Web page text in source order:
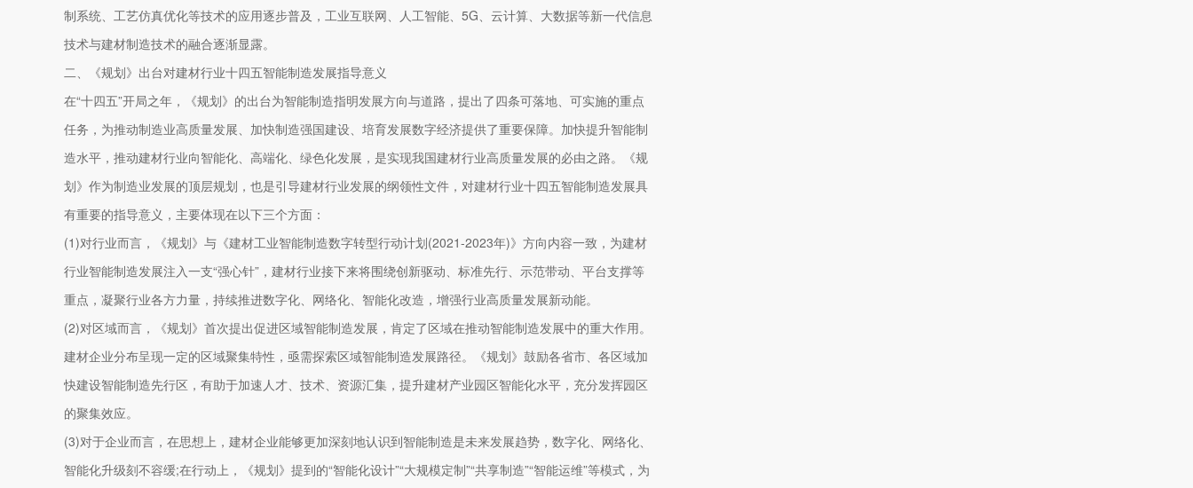
制系统、工艺仿真优化等技术的应用逐步普及，工业互联网、人工智能、5G、云计算、大数据等新一代信息
技术与建材制造技术的融合逐渐显露。
二、《规划》出台对建材行业十四五智能制造发展指导意义
在“十四五”开局之年，《规划》的出台为智能制造指明发展方向与道路，提出了四条可落地、可实施的重点
任务，为推动制造业高质量发展、加快制造强国建设、培育发展数字经济提供了重要保障。加快提升智能制
造水平，推动建材行业向智能化、高端化、绿色化发展，是实现我国建材行业高质量发展的必由之路。《规
划》作为制造业发展的顶层规划，也是引导建材行业发展的纲领性文件，对建材行业十四五智能制造发展具
有重要的指导意义，主要体现在以下三个方面：
(1)对行业而言，《规划》与《建材工业智能制造数字转型行动计划(2021-2023年)》方向内容一致，为建材
行业智能制造发展注入一支“强心针”，建材行业接下来将围绕创新驱动、标准先行、示范带动、平台支撑等
重点，凝聚行业各方力量，持续推进数字化、网络化、智能化改造，增强行业高质量发展新动能。
(2)对区域而言，《规划》首次提出促进区域智能制造发展，肯定了区域在推动智能制造发展中的重大作用。
建材企业分布呈现一定的区域聚集特性，亟需探索区域智能制造发展路径。《规划》鼓励各省市、各区域加
快建设智能制造先行区，有助于加速人才、技术、资源汇集，提升建材产业园区智能化水平，充分发挥园区
的聚集效应。
(3)对于企业而言，在思想上，建材企业能够更加深刻地认识到智能制造是未来发展趋势，数字化、网络化、
智能化升级刻不容缓;在行动上，《规划》提到的“智能化设计”“大规模定制”“共享制造”“智能运维”等模式，为